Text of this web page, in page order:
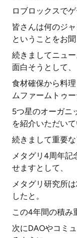
ロブロックスで
皆さんは何のジ
ということをお
続きましてニュ
面白そうとして、
食材確保から料
ムファームトゥ
5つ星のオーガニ
を紹介いただいて
続きまして重要
メタグリ4周年記
せますとして、
メタグリ研究所
したと。
この4年間の積み
次にDAOやコミ